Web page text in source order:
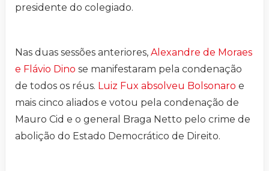
presidente do colegiado.
Nas duas sessões anteriores, Alexandre de Moraes
e Flávio Dino se manifestaram pela condenação
de todos os réus. Luiz Fux absolveu Bolsonaro e
mais cinco aliados e votou pela condenação de
Mauro Cid e o general Braga Netto pelo crime de
abolição do Estado Democrático de Direito.